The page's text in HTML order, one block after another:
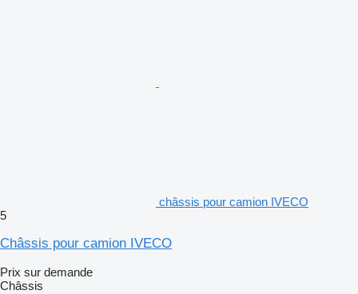
châssis pour camion IVECO
5
Châssis pour camion IVECO
Prix sur demande
Châssis